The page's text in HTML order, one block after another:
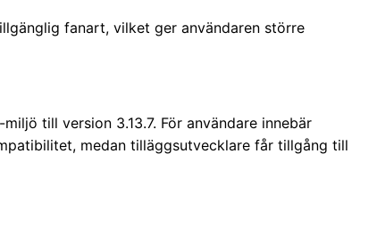
fanart, vilket ger användaren större
till version 3.13.7. För användare innebär
medan tilläggsutvecklare får tillgång till